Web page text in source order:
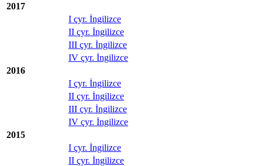
2017
I çyr. İngilizce
II çyr. İngilizce
III çyr. İngilizce
IV çyr. İngilizce
2016
I çyr. İngilizce
II çyr. İngilizce
III çyr. İngilizce
IV çyr. İngilizce
2015
I çyr. İngilizce
II çyr. İngilizce